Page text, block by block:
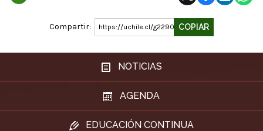
Compartir: https://uchile.cl/g229080COPIAR
NOTICIAS
AGENDA
EDUCACIÓN CONTINUA